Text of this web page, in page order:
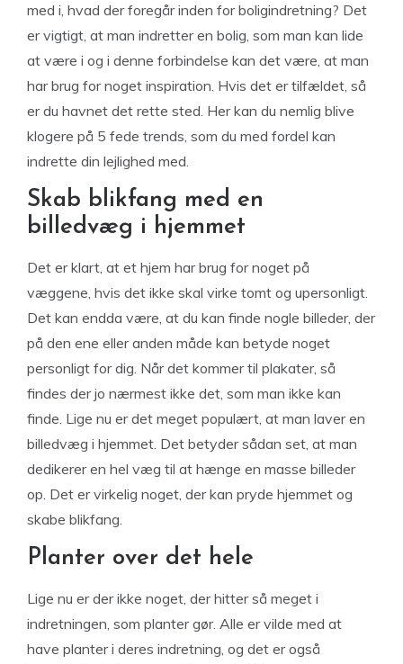
med i, hvad der foregår inden for boligindretning? Det
er vigtigt, at man indretter en bolig, som man kan lide
at være i og i denne forbindelse kan det være, at man
har brug for noget inspiration. Hvis det er tilfældet, så
er du havnet det rette sted. Her kan du nemlig blive
klogere på 5 fede trends, som du med fordel kan
indrette din lejlighed med.
Skab blikfang med en
billedvæg i hjemmet
Det er klart, at et hjem har brug for noget på
væggene, hvis det ikke skal virke tomt og upersonligt.
Det kan endda være, at du kan finde nogle billeder, der
på den ene eller anden måde kan betyde noget
personligt for dig. Når det kommer til plakater, så
findes der jo nærmest ikke det, som man ikke kan
finde. Lige nu er det meget populært, at man laver en
billedvæg i hjemmet. Det betyder sådan set, at man
dedikerer en hel væg til at hænge en masse billeder
op. Det er virkelig noget, der kan pryde hjemmet og
skabe blikfang.
Planter over det hele
Lige nu er der ikke noget, der hitter så meget i
indretningen, som planter gør. Alle er vilde med at
have planter i deres indretning, og det er også